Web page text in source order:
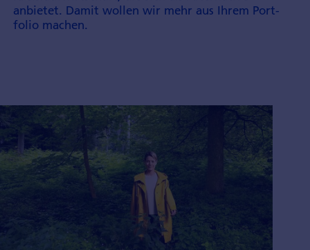
anbietet. Damit wollen wir mehr aus Ihrem Port­
folio machen.